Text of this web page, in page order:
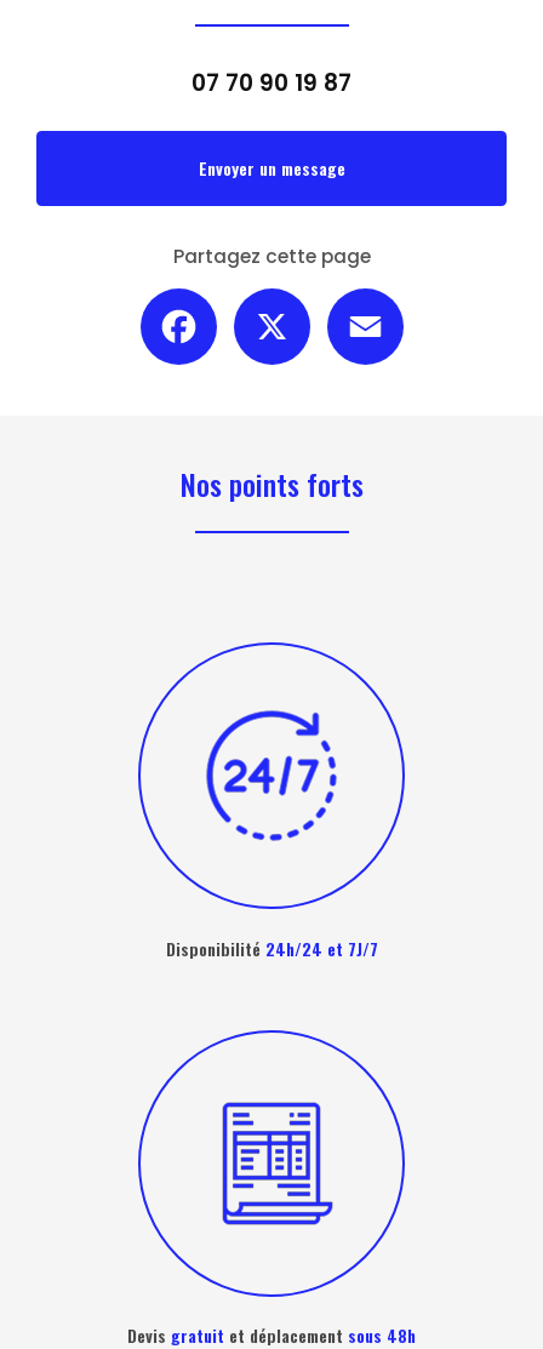
07 70 90 19 87
Envoyer un message
Partagez cette page
Facebook
Nos points forts
Disponibilité 24h/24 et 7J/7
Devis gratuit et déplacement sous 48h